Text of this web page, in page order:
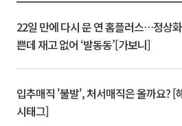
22일 만에 다시 문 연 홈플러스…정상
쁜데 재고 없어 ‘발동동’[가보니]
입추매직 '불발', 처서매직은 올까요? [
시태그]